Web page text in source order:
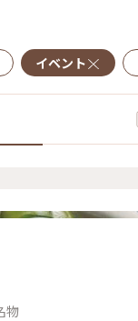
イベント
物